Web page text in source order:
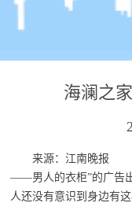
海澜之
来源：江南晚报
——男人的衣柜”的广告
人还没有意识到身边有